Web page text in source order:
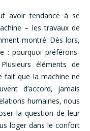
avoir tendance à se
– les travaux de
montré. Dès lors,
: pourquoi préférons-
éléments de
fait que la machine ne
d’accord, jamais
humaines, nous
la question de leur
loger dans le confort